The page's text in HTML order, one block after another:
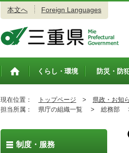
本文へ Foreign Languages
トップペ
くらし・環境 防災・防
現在位置： トップページ > 県政・お知
担当所属：
県庁の組織一覧 > 総務部
制度・服務